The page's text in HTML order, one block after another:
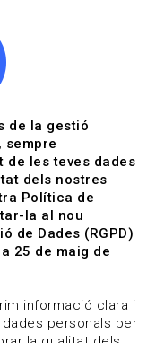
dia
de la gestió
sempre
de les teves dades
dels nostres
Política de
la al nou
de Dades (RGPD)
25 de maig de
informació clara i
personals per